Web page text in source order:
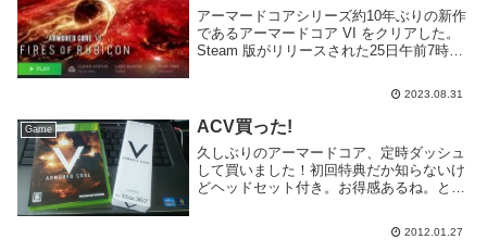
アーマードコアシリーズ約10年ぶりの新作
であるアーマードコア VI をクリアした。
Steam 版がリリースされた25日午前7時か
20年ぶりぐらいだろうか。それぐら...
2023.08.31
Game ACV買った!
久しぶりのアーマードコア、定時ダッシュ
して買いました！初回特典だか知らないけ
どヘッドセット付き。お得感あるね。とは
ARMORED CORE V(アーマード・コア フ
2012.01.27